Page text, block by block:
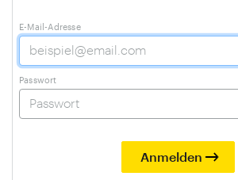
E-Mail-Adresse
Passwort